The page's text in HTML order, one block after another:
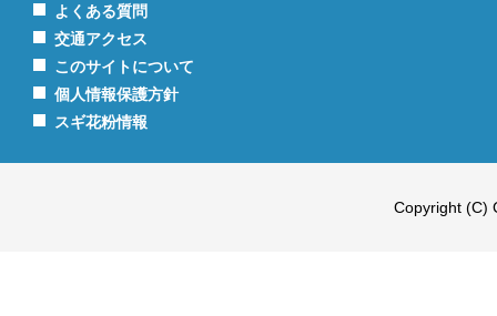
よくある質問
交通アクセス
このサイトについて
個人情報保護方針
スギ花粉情報
Copyright (C)